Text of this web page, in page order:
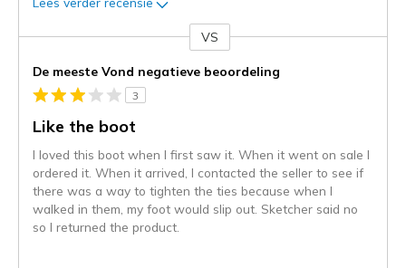
content
wordt
momenteel
gemigreerd
de
niejee
page_id.
kunt
VS
De meeste Vond negatieve beoordeling
3
Like the boot
I loved this boot when I first saw it. When it went on sale I
ordered it. When it arrived, I contacted the seller to see if
there was a way to tighten the ties because when I
walked in them, my foot would slip out. Sketcher said no
so I returned the product.